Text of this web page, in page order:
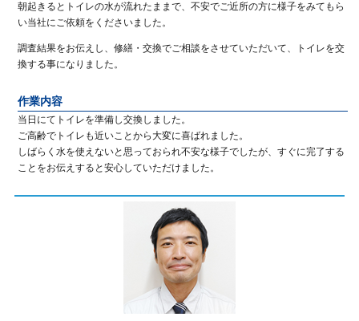
朝起きるとトイレの水が流れたままで、不安でご近所の方に様子をみてもら
い当社にご依頼をくださいました。
調査結果をお伝えし、修繕・交換でご相談をさせていただいて、トイレを交
換する事になりました。
作業内容
当日にてトイレを準備し交換しました。
ご高齢でトイレも近いことから大変に喜ばれました。
しばらく水を使えないと思っておられ不安な様子でしたが、すぐに完了する
ことをお伝えすると安心していただけました。